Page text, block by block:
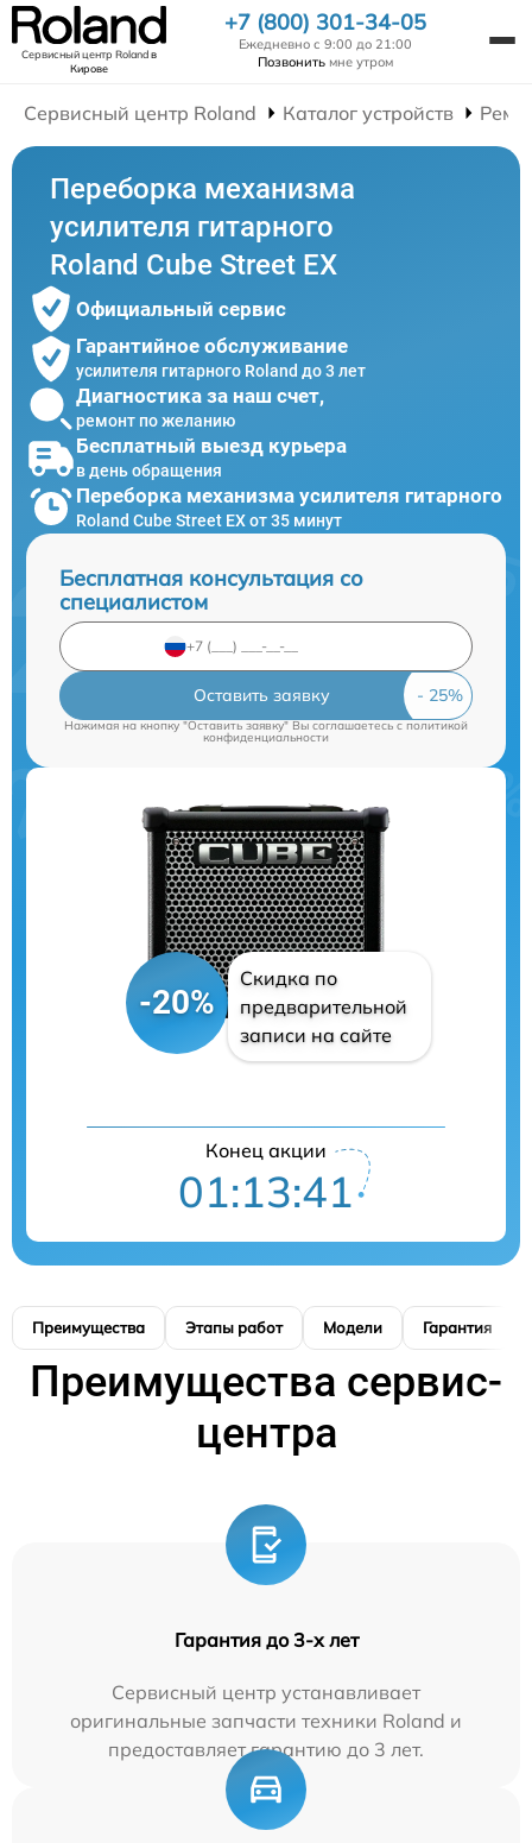
Сервисный центр Rolandв
Кирове
+7 (800) 301-34-05
Ежедневно с 9:00 до 21:00
Позвонить мне утром
Сервисный центр Roland Каталог устройств
Переборка механизма
усилителя гитарного
Roland Cube Street EX
Официальный сервис
Гарантийное обслуживание
усилителя гитарного Roland до 3 лет
Диагностика за наш счет,
ремонт по желанию
Бесплатный выезд курьера
в день обращения
Переборка механизма усилителя гитарного
Roland Cube Street EX от 35 минут
Бесплатная консультация со
специалистом
Оставить заявку
Нажимая на кнопку "Оставить заявку" Вы соглашаетесь cполитикой
конфиденциальности
-20%
Скидка по
предварительной
записи на сайте
Конец акции
01:13:40
Преимущества Этапы работ Модели Гарантия
Преимущества сервис-
центра
Гарантия до 3-х лет
Сервисный центр устанавливает
оригинальные запчасти техники Roland и
предоставляет гарантию до 3 лет.